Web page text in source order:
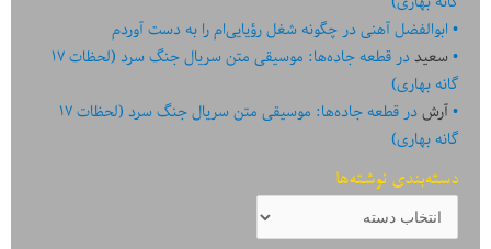
ابوالفضل آهنیدرچگونه شغل رؤیایی‌ام را به دست آوردم
سعیددر
قطعه جاده‌ها: موسیقی متن سریال جنگ سرد (لحظات ۱۷
گانه بهاری)
آرشدر
قطعه جاده‌ها: موسیقی متن سریال جنگ سرد (لحظات ۱۷
گانه بهاری)
دسته‌بندی نوشته‌ها
دسته‌بندی
نوشته‌ها